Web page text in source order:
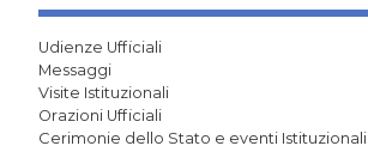
Udienze Ufficiali
Messaggi
Visite Istituzionali
Orazioni Ufficiali
Cerimonie dello Stato e eventi Istituzionali